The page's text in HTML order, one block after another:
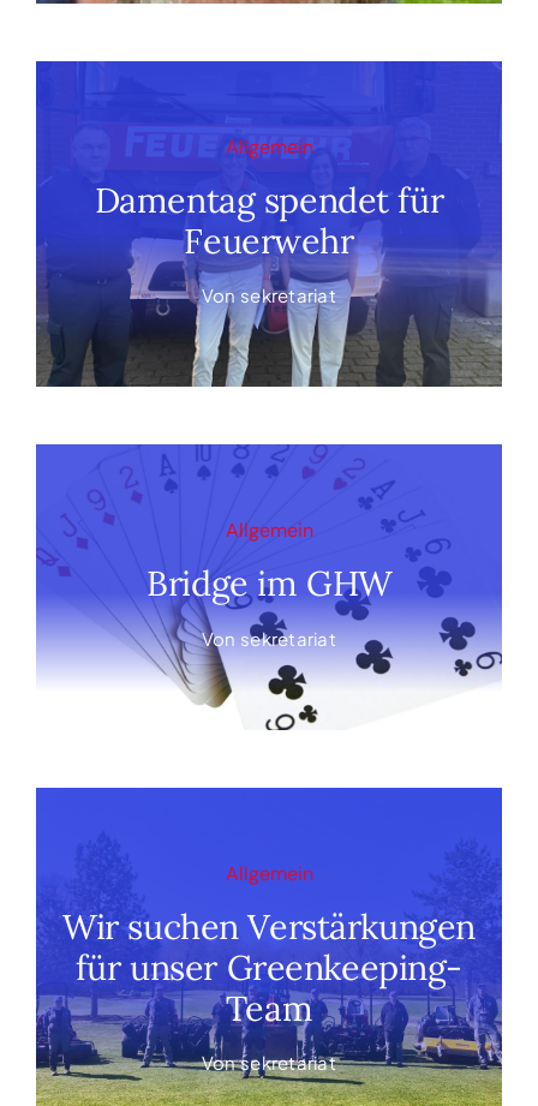
Allgemein
Damentag spendet für
Feuerwehr
Vonsekretariat
Allgemein
Bridge im GHW
Vonsekretariat
Allgemein
Wir suchen Verstärkungen
für unser Greenkeeping-
Team
Vonsekretariat